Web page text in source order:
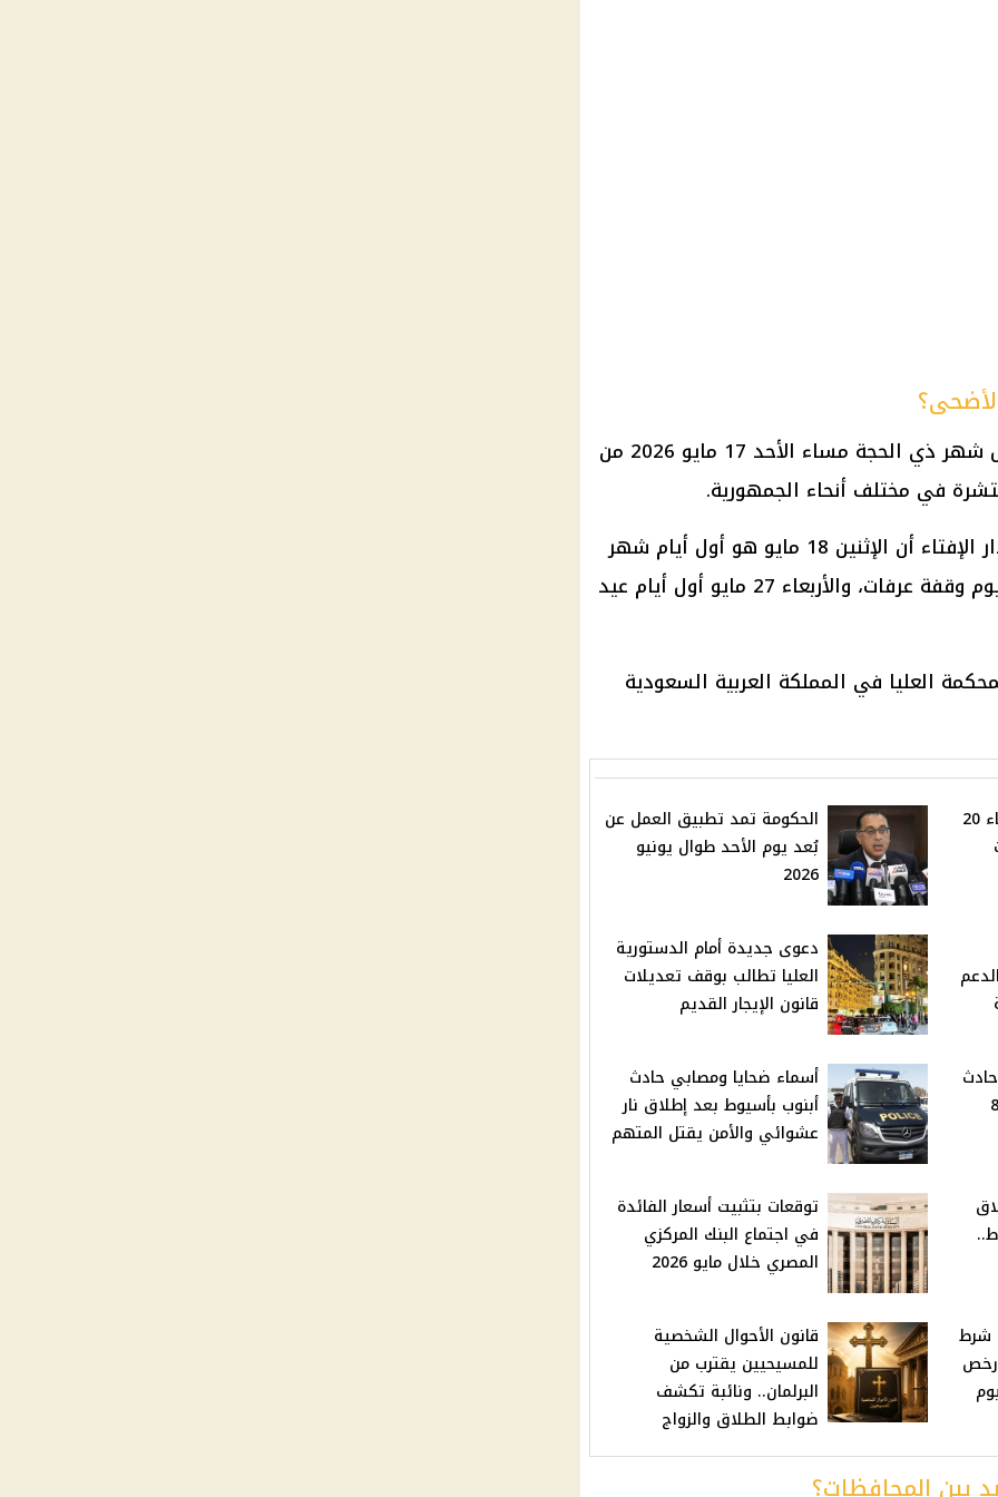
شهر ذي الحجة مساء الأحد 17 مايو 2026
من
في مختلف أنحاء الجمهورية.
الإفتاء أن الإثنين 18 مايو هو أول أيام
شهر
وقفة عرفات، والأربعاء 27 مايو أول أيام عيد
العليا في المملكة العربية السعودية
أسعار الذهب اليوم الأربعاء 20
الحكومة تمد تطبيق العمل عن
بُعد يوم الأحد طوال يونيو
2026
دعوى جديدة أمام الدستورية
العليا تطالب بوقف تعديلات
قانون الإيجار القديم
أبنوب بأسيوط بعد مقتل 8
أسماء ضحايا ومصابي حادث
أبنوب بأسيوط بعد إطلاق نار
عشوائي والأمن يقتل المتهم
توقعات بتثبيت أسعار الفائدة
في اجتماع البنك المركزي
المصري خلال مايو 2026
شرط
رخص
قانون الأحوال الشخصية
للمسيحيين يقترب من
البرلمان.. ونائبة تكشف
ضوابط الطلاق والزواج